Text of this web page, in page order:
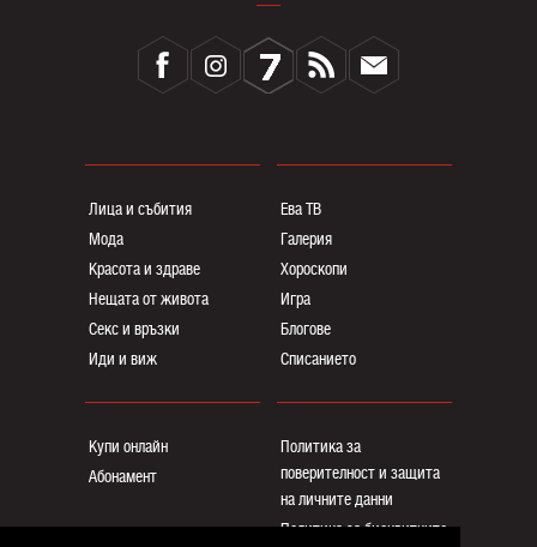
Лица и събития
Мода
Красота и здраве
Нещата от живота
Секс и връзки
Иди и виж
Ева ТВ
Галерия
Хороскопи
Игра
Блогoве
Списанието
Купи онлайн
Абонамент
Политика за
поверителност и защита
на личните данни
Политика за бисквитките